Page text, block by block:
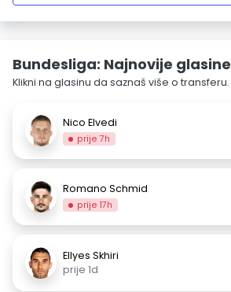
Bundesliga: Najnovije glasine
Klikni na glasinu da saznaš više o transferu.
Nico Elvedi
prije 7h
Romano Schmid
prije 17h
Ellyes Skhiri
prije 1d